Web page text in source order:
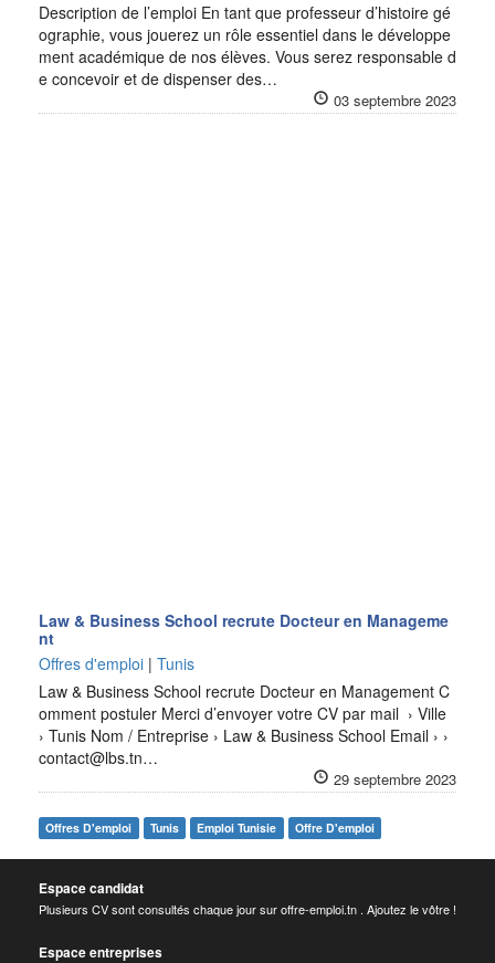
Description de l’emploi En tant que professeur d’histoire gé
ographie, vous jouerez un rôle essentiel dans le développe
ment académique de nos élèves. Vous serez responsable d
e concevoir et de dispenser des…
03 septembre 2023
Law & Business School recrute Docteur en Manageme
nt
Offres d'emploi | Tunis
Law & Business School recrute Docteur en Management C
omment postuler Merci d’envoyer votre CV par mail › Ville
› Tunis Nom / Entreprise › Law & Business School Email › ›
contact@lbs.tn…
29 septembre 2023
Offres D'emploi Tunis Emploi Tunisie Offre D'emploi
Espace candidat
Plusieurs CV sont consultés chaque jour sur offre-emploi.tn . Ajoutez le vôtre !
Espace entreprises